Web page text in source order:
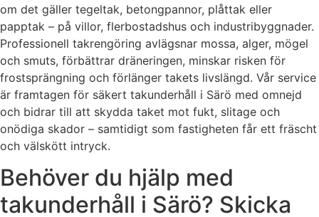
om det gäller tegeltak, betongpannor, plåttak eller
papptak – på villor, flerbostadshus och industribyggnader.
Professionell takrengöring avlägsnar mossa, alger, mögel
och smuts, förbättrar dräneringen, minskar risken för
frostsprängning och förlänger takets livslängd. Vår service
är framtagen för säkert takunderhåll i Särö med omnejd
och bidrar till att skydda taket mot fukt, slitage och
onödiga skador – samtidigt som fastigheten får ett fräscht
och välskött intryck.
Behöver du hjälp med
takunderhåll i Särö? Skicka